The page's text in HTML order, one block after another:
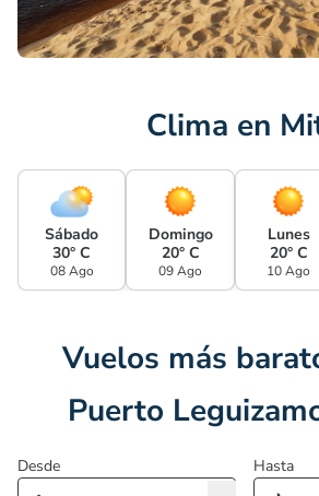
Clima en
Sábado
30° C
08 Ago
Domingo
20° C
09 Ago
Lunes
20° C
10 Ago
Vuelos más
Puerto
Desde Hasta